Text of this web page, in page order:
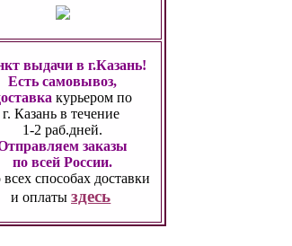
выдачи в г.Казань!
Есть самовывоз,
курьером по
г. Казань в течение
1-2 раб.дней.
заказы
по всей России.
способах доставки
и оплатыздесь